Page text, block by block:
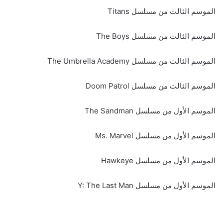
الموسم الثالث من مسلسل Titans
الموسم الثالث من مسلسل The Boys
الموسم الثالث من مسلسل The Umbrella Academy
الموسم الثالث من مسلسل Doom Patrol
الموسم الأول من مسلسل The Sandman
الموسم الأول من مسلسل Ms. Marvel
الموسم الأول من مسلسل Hawkeye
الموسم الأول من مسلسل Y: The Last Man